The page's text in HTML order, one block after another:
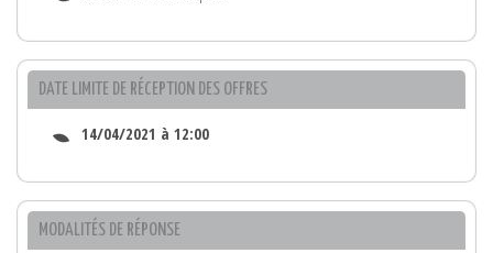
DATE LIMITE DE RÉCEPTION DES OFFRES
14/04/2021 à 12:00
MODALITÉS DE RÉPONSE